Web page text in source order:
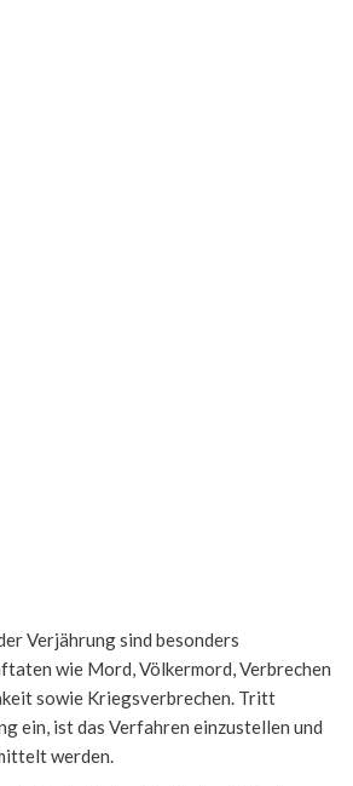
Verjährung sind besonders
wie Mord, Völkermord, Verbrechen
sowie Kriegsverbrechen. Tritt
ein, ist das Verfahren einzustellen und
werden.